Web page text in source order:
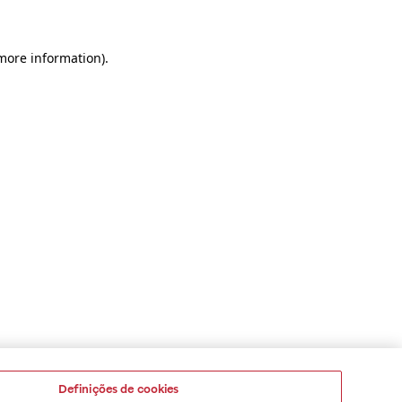
information).
Definições de cookies